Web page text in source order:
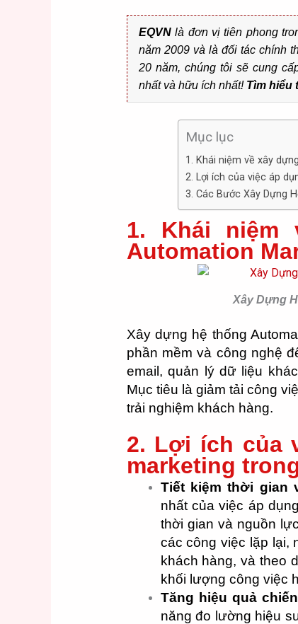
EQVNlà đơn vị tiên phong
năm 2009 và là đối tác chính
20 năm, chúng tôi sẽ cung
nhất và hữu ích nhất! Tìm hiểu
Mục lục
1. Khái niệm về xây
2. Lợi ích của việc áp
3. Các Bước Xây Dựng
1. Khái niệm
Automation
Xây Dựng
Xây dựng hệ thống
phần mềm và công nghệ
email, quản lý dữ liệu
Mục tiêu là giảm tải công
trải nghiệm khách hàng.
2. Lợi ích của
marketing
Tiết kiệm thời gian
nhất của việc áp
thời gian và nguồn
các công việc lặp lại,
khách hàng, và theo
khối lượng công việc
Tăng hiệu quả
năng đo lường hiệu